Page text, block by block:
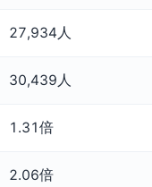
27,934人
30,439人
1.31倍
2.06倍